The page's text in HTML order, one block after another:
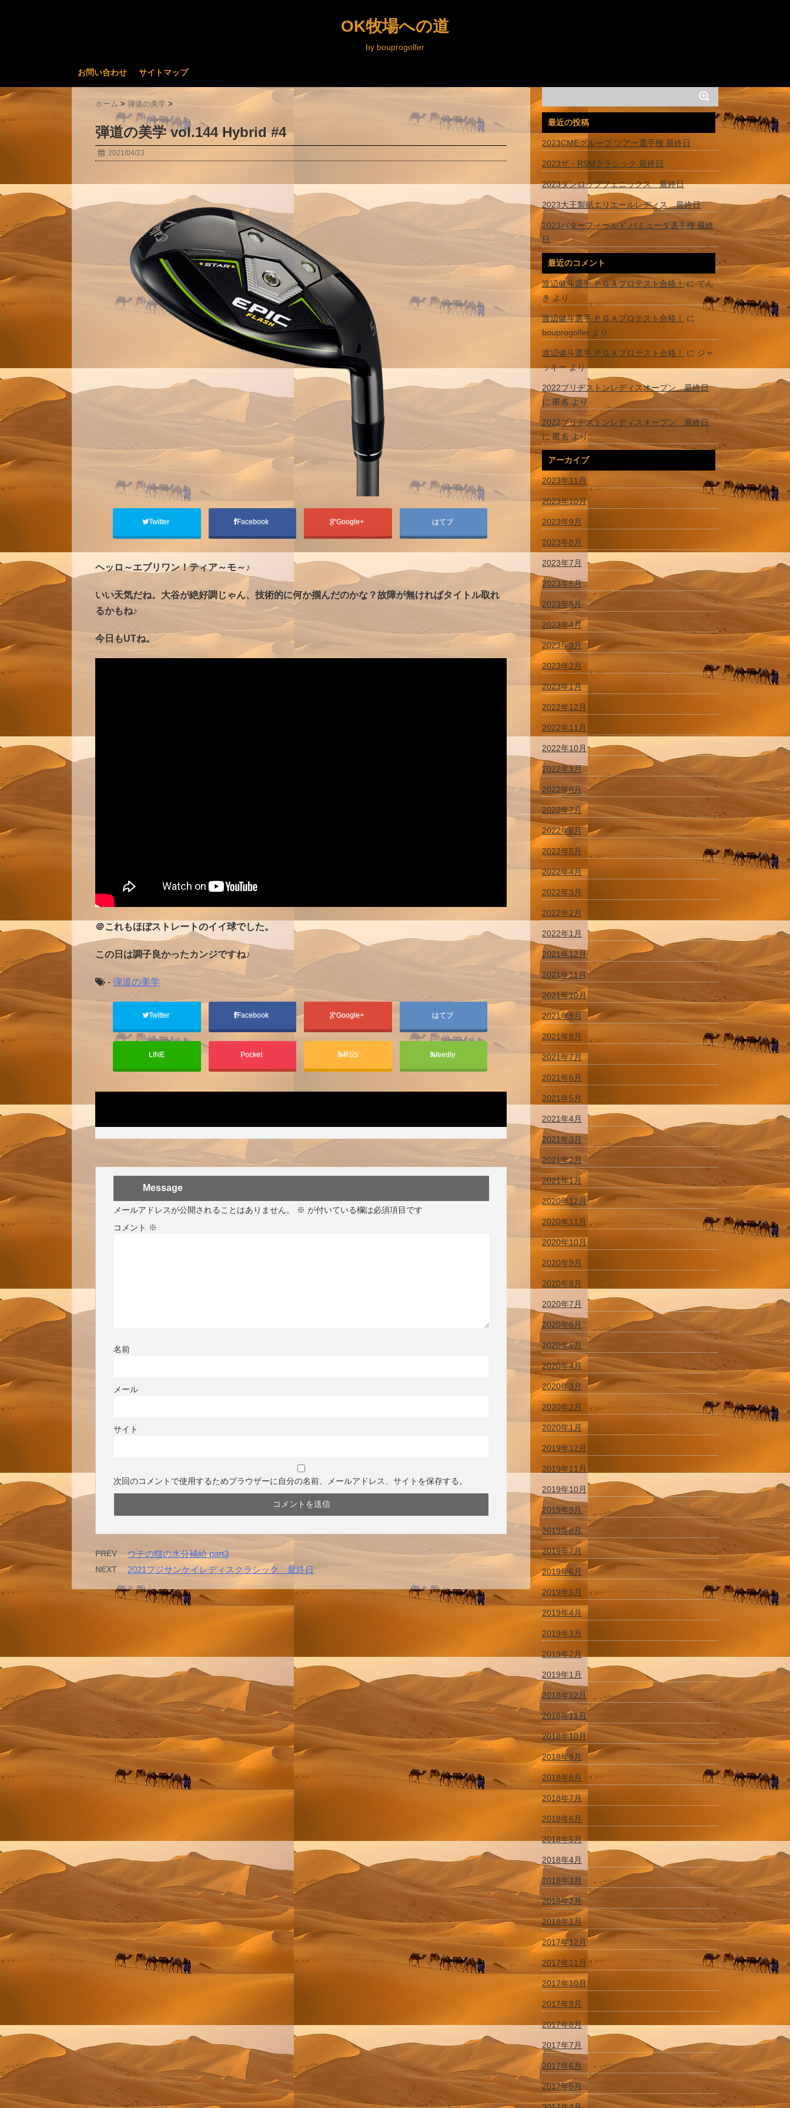
OK牧場への道
by bouprogolfer
お問い合わせ サイトマップ
ホーム > 弾道の美学 >
弾道の美学 vol.144 Hybrid #4
2021/04/23
Twitter Facebook Google+ はてブ
ヘッロ～エブリワン！ティア～モ～♪
いい天気だね。大谷が絶好調じゃん、技術的に何か掴んだのかな？故障が無ければタイトル取れ
るかもね♪
今日もUTね。
＠これもほぼストレートのイイ球でした。
この日は調子良かったカンジですね♪
- 弾道の美学
Twitter Facebook Google+ はてブ
LINE Pocket RSS feedly
Message
メールアドレスが公開されることはありません。 ※ が付いている欄は必須項目です
コメント ※
名前
メール
サイト
次回のコメントで使用するためブラウザーに自分の名前、メールアドレス、サイトを保存する。
PREV ウチの猫の水分補給 part3
NEXT 2021フジサンケイレディスクラシック 最終日
最近の投稿
2023CMEグループ ツアー選手権 最終日
2023ザ・RSMクラシック 最終日
2023ダンロップフェニックス 最終日
2023大王製紙エリエールレディス 最終日
2023バターフィールド バミューダ選手権 最終
日
最近のコメント
渡辺健斗選手 ＰＧＡプロテスト合格！にてん
きより
渡辺健斗選手 ＰＧＡプロテスト合格！
に
bouprogolfer より
渡辺健斗選手 ＰＧＡプロテスト合格！ に ジャ
ッキーより
2022ブリヂストンレディスオープン 最終日
に 匿名より
2022ブリヂストンレディスオープン 最終日
に匿名 より
アーカイブ
2023年11月
2023年10月
2023年9月
2023年8月
2023年7月
2023年6月
2023年5月
2023年4月
2023年3月
2023年2月
2023年1月
2022年12月
2022年11月
2022年10月
2022年9月
2022年8月
2022年7月
2022年6月
2022年5月
2022年4月
2022年3月
2022年2月
2022年1月
2021年12月
2021年11月
2021年10月
2021年9月
2021年8月
2021年7月
2021年6月
2021年5月
2021年4月
2021年3月
2021年2月
2021年1月
2020年12月
2020年11月
2020年10月
2020年9月
2020年8月
2020年7月
2020年6月
2020年5月
2020年4月
2020年3月
2020年2月
2020年1月
2019年12月
2019年11月
2019年10月
2019年9月
2019年8月
2019年7月
2019年6月
2019年5月
2019年4月
2019年3月
2019年2月
2019年1月
2018年12月
2018年11月
2018年10月
2018年9月
2018年8月
2018年7月
2018年6月
2018年5月
2018年4月
2018年3月
2018年2月
2018年1月
2017年12月
2017年11月
2017年10月
2017年9月
2017年8月
2017年7月
2017年6月
2017年5月